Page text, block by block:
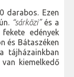
darabos. Ezen
“sárközi”és a
edények
és Bátaszéken
tájházainkban
kiemelkedő